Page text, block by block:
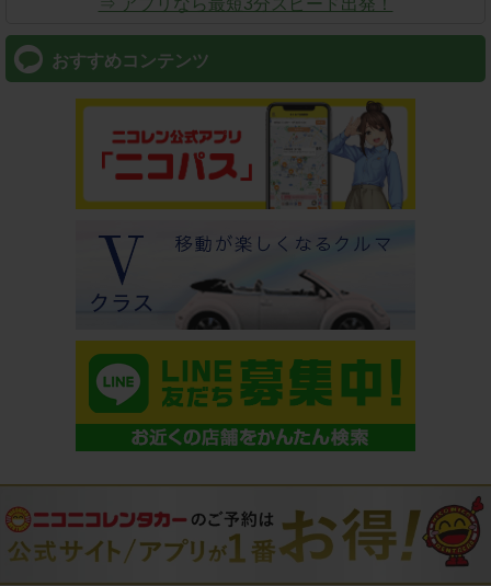
⇒ アプリなら最短3分スピード出発！
おすすめコンテンツ